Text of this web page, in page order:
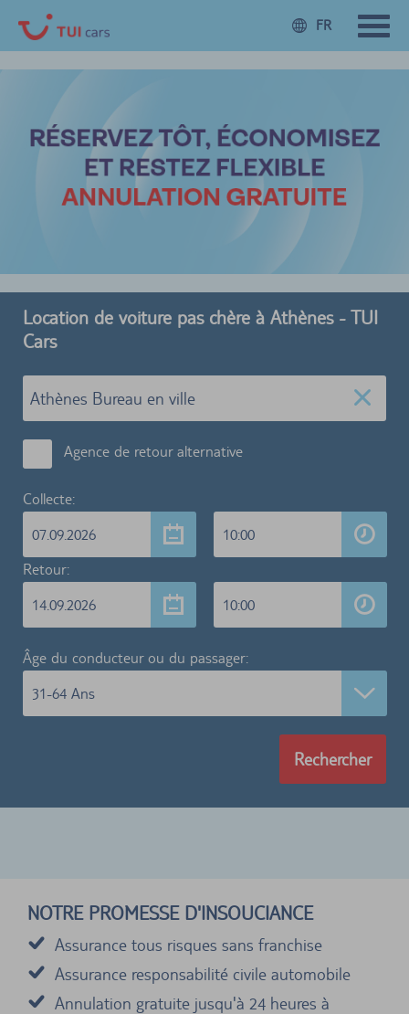
FR
Location de voiture pas chère à Athènes - TUI
Cars
Agence de retour alternative
Collecte:
07.09.2026
10:00
Retour:
14.09.2026
10:00
Âge du conducteur ou du passager:
31-64 Ans
Rechercher
NOTRE PROMESSE D'INSOUCIANCE
Assurance tous risques sans franchise
Assurance responsabilité civile automobile
Annulation gratuite jusqu'à 24 heures à